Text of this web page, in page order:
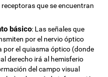
que se encuentran
básico: Las señales que
por el nervio óptico
por el quiasma óptico (donde
derecho irá al hemisferio
del campo visual